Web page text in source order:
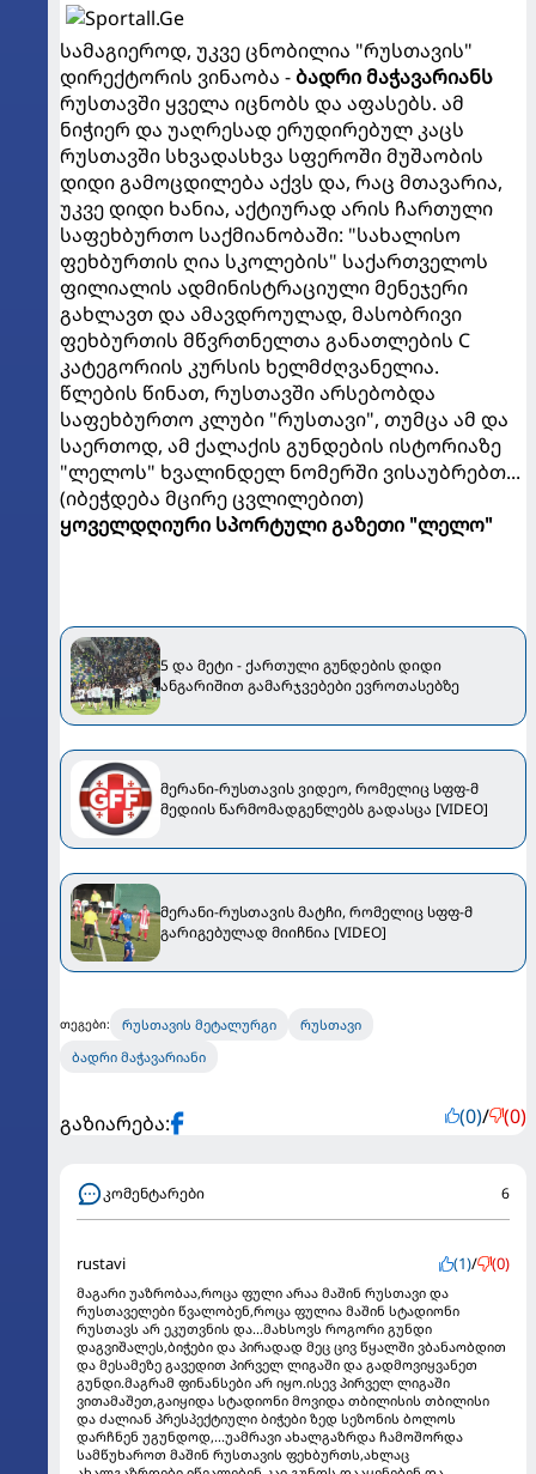
სამაგიეროდ, უკვე ცნობილია "რუსთავის"
დირექტორის ვინაობა -ბადრი მაჭავარიანს
რუსთავში ყველა იცნობს და აფასებს. ამ
ნიჭიერ და უაღრესად ერუდირებულ კაცს
რუსთავში სხვადასხვა სფეროში მუშაობის
დიდი გამოცდილება აქვს და, რაც მთავარია,
უკვე დიდი ხანია, აქტიურად არის ჩართული
საფეხბურთო საქმიანობაში: "სახალისო
ფეხბურთის ღია სკოლების" საქართველოს
ფილიალის ადმინისტრაციული მენეჯერი
გახლავთ და ამავდროულად, მასობრივი
ფეხბურთის მწვრთნელთა განათლების C
კატეგორიის კურსის ხელმძღვანელია.
წლების წინათ, რუსთავში არსებობდა
საფეხბურთო კლუბი "რუსთავი", თუმცა ამ და
საერთოდ, ამ ქალაქის გუნდების ისტორიაზე
"ლელოს" ხვალინდელ ნომერში ვისაუბრებთ...
(იბეჭდება მცირე ცვლილებით)
ყოველდღიური სპორტული გაზეთი "ლელო"
5 და მეტი - ქართული გუნდების დიდი
ანგარიშით გამარჯვებები ევროთასებზე
მერანი-რუსთავის ვიდეო, რომელიც სფფ-მ
მედიის წარმომადგენლებს გადასცა [VIDEO]
მერანი-რუსთავის მატჩი, რომელიც სფფ-მ
გარიგებულად მიიჩნია [VIDEO]
თეგები: რუსთავის მეტალურგი
რუსთავი
ბადრი მაჭავარიანი
გაზიარება: (0)/ (0)
კომენტარები 6
rustavi (1)/ (0)
მაგარი უაზრობაა,როცა ფული არაა მაშინ რუსთავი და
რუსთაველები წვალობენ,როცა ფულია მაშინ სტადიონი
რუსთავს არ ეკუთვნის და...მახსოვს როგორი გუნდი
დაგვიშალეს,ბიჭები და პირადად მეც ცივ წყალში ვბანაობდით
და მესამეზე გავედით პირველ ლიგაში და გადმოვიყვანეთ
გუნდი.მაგრამ ფინანსები არ იყო.ისევ პირველ ლიგაში
ვითამაშეთ,გაიყიდა სტადიონი მოვიდა თბილისის თბილისი
და ძალიან პრესპექტიული ბიჭები ზედ სეზონის ბოლოს
დარჩნენ უგუნდოდ,...უამრავი ახალგაზრდა ჩამოშორდა
სამწუხაროთ მაშინ რუსთავის ფეხბურთს,ახლაც